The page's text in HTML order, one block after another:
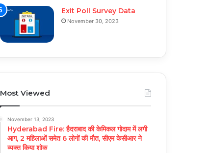
Exit Poll Survey Data
November 30, 2023
Most Viewed
November 13, 2023
Hyderabad Fire: हैदराबाद की केमिकल गोदाम में लगी
आग, 2 महिलाओं समेत 6 लोगों की मौत, सीएम केसीआर ने
व्यक्त किया शोक